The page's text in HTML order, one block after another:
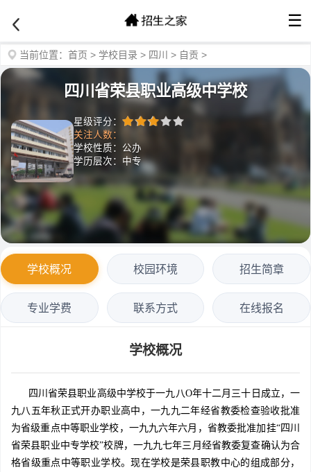
☰
当前位置： 首页 > 学校目录 > 四川 > 自贡 >
四川省荣县职业高级中学校
星级评分：
关注人数：
学校性质：公办
学历层次：中专
学校概况 校园环境 招生简章
专业学费 联系方式 在线报名
学校概况
四川省荣县职业高级中学校于一九八O年十二月三十日成立，一
九八五年秋正式开办职业高中，一九九二年经省教委检查验收批准
为省级重点中等职业学校，一九九六年六月，省教委批准加挂“四川
省荣县职业中专学校”校牌，一九九七年三月经省教委复查确认为合
格省级重点中等职业学校。现在学校是荣县职教中心的组成部分，